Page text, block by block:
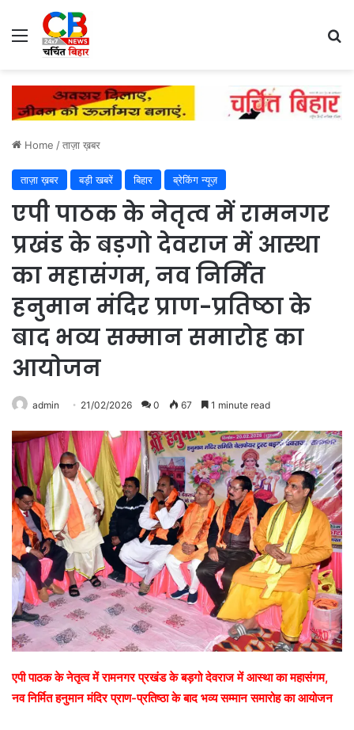
Menu
Home /ताज़ा ख़बर
ताज़ा ख़बर बड़ी खबरें बिहार ब्रेकिंग न्यूज़
एपी पाठक के नेतृत्व में रामनगर
प्रखंड के बड़गो देवराज में आस्था
का महासंगम, नव निर्मित
हनुमान मंदिर प्राण-प्रतिष्ठा के
बाद भव्य सम्मान समारोह का
आयोजन
admin 21/02/2026 0 67 1 minute read
एपी पाठक के नेतृत्व में रामनगर प्रखंड के बड़गो देवराज में आस्था का महासंगम,
नव निर्मित हनुमान मंदिर प्राण-प्रतिष्ठा के बाद भव्य सम्मान समारोह का आयोजन